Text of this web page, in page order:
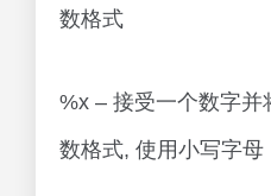
数格式
%x – 接受一个数字并
数格式, 使用小写字母